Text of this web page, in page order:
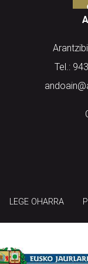
Tel.:
LEGE OHARRA